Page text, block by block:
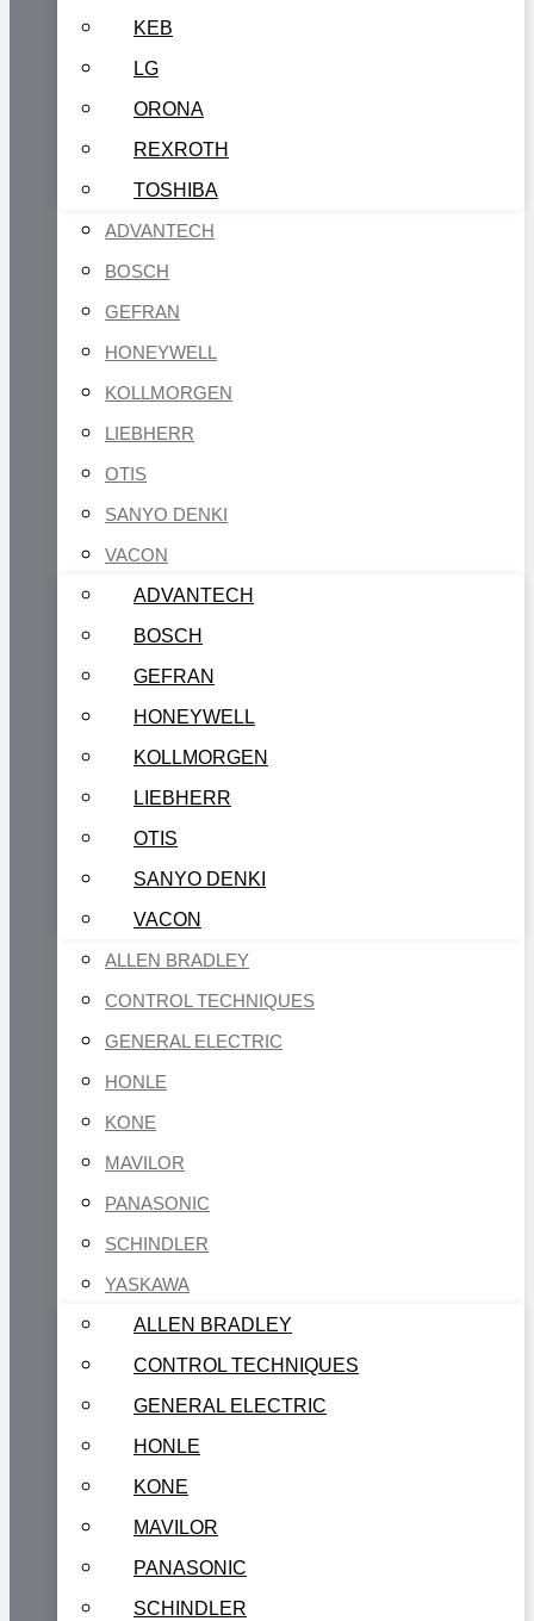
KEB
LG
ORONA
REXROTH
TOSHIBA
ADVANTECH
BOSCH
GEFRAN
HONEYWELL
KOLLMORGEN
LIEBHERR
OTIS
SANYO DENKI
VACON
ADVANTECH
BOSCH
GEFRAN
HONEYWELL
KOLLMORGEN
LIEBHERR
OTIS
SANYO DENKI
VACON
ALLEN BRADLEY
CONTROL TECHNIQUES
GENERAL ELECTRIC
HONLE
KONE
MAVILOR
PANASONIC
SCHINDLER
YASKAWA
ALLEN BRADLEY
CONTROL TECHNIQUES
GENERAL ELECTRIC
HONLE
KONE
MAVILOR
PANASONIC
SCHINDLER